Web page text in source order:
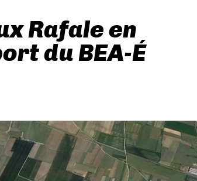
Rafale en
du BEA-É